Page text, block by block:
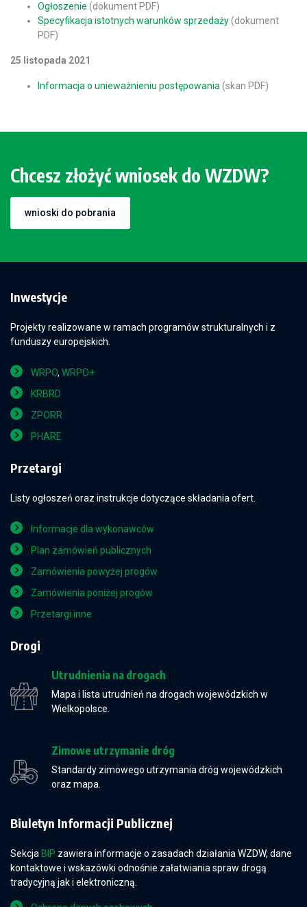
Ogłoszenie (dokument PDF)
Specyfikacja istotnych warunków sprzedaży(dokument
PDF)
25 listopada 2021
Informacja o unieważnieniu postępowania (skan PDF)
Chcesz złożyć wniosek do WZDW?
wnioski do pobrania
Inwestycje
Projekty realizowane w ramach programów strukturalnych i z
funduszy europejskich.
WRPO, WRPO+
KRBRD
ZPORR
PHARE
Przetargi
Listy ogłoszeń oraz instrukcje dotyczące składania ofert.
Informacje dla wykonawców
Plan zamówień publicznych
Zamówienia powyżej progów
Zamówienia poniżej progów
Przetargi inne
Drogi
Utrudnienia na drogach
Mapa i lista utrudnień na drogach wojewódzkich w
Wielkopolsce.
Zimowe utrzymanie dróg
Standardy zimowego utrzymania dróg wojewódzkich
oraz mapa.
Biuletyn Informacji Publicznej
Sekcja BIP zawiera informacje o zasadach działania WZDW, dane
kontaktowe i wskazówki odnośnie załatwiania spraw drogą
tradycyjną jak i elektroniczną.